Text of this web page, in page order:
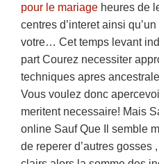
pour le mariage heures de
centres d’interet ainsi
votre… Cet temps levant
part Courez necessiter
techniques apres
Vous voulez donc
meritent necessaire! Mais
online Sauf Que Il semble
de reperer d’autres gosses